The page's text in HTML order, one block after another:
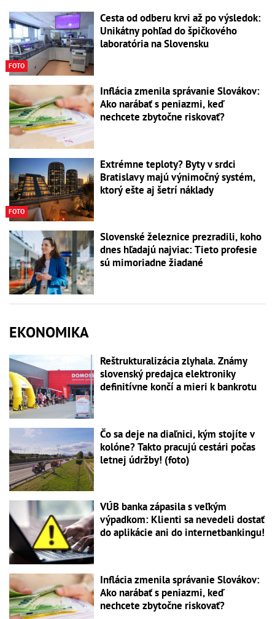
FOTO
Cesta od odberu krvi až po výsledok:
Unikátny pohľad do špičkového
laboratória na Slovensku
Inflácia zmenila správanie Slovákov:
Ako narábať s peniazmi, keď
nechcete zbytočne riskovať?
FOTO
Extrémne teploty? Byty v srdci
Bratislavy majú výnimočný systém,
ktorý ešte aj šetrí náklady
Slovenské železnice prezradili, koho
dnes hľadajú najviac: Tieto profesie
sú mimoriadne žiadané
EKONOMIKA
Reštrukturalizácia zlyhala. Známy
slovenský predajca elektroniky
definitívne končí a mieri k bankrotu
Čo sa deje na diaľnici, kým stojíte v
kolóne? Takto pracujú cestári počas
letnej údržby! (foto)
VÚB banka zápasila s veľkým
výpadkom: Klienti sa nevedeli dostať
do aplikácie ani do internetbankingu!
Inflácia zmenila správanie Slovákov:
Ako narábať s peniazmi, keď
nechcete zbytočne riskovať?